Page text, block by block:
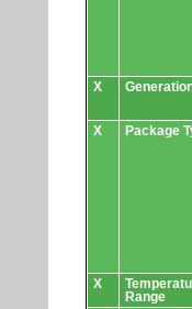
X
X Package
X
Range